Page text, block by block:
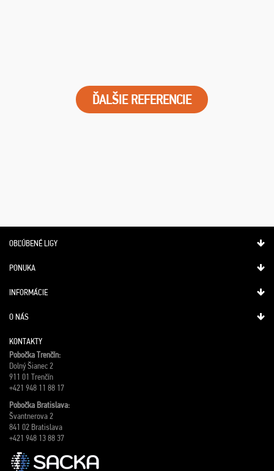
ĎALŠIE REFERENCIE
OBĽÚBENÉ LIGY
PONUKA
INFORMÁCIE
O NÁS
KONTAKTY
Pobočka Trenčín:
Dolný Šianec 2
911 01 Trenčín
+421 948 11 88 17
Pobočka Bratislava:
Švantnerova 2
841 02 Bratislava
+421 948 13 88 37